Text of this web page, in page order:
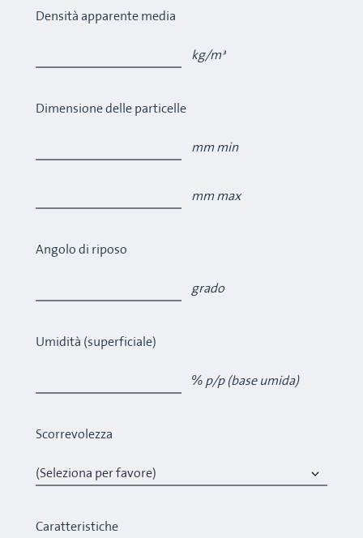
Densità apparente media
kg/m³
Dimensione delle particelle
mm min
mm max
Angolo di riposo
grado
Umidità (superficiale)
% p/p (base umida)
Scorrevolezza
Caratteristiche